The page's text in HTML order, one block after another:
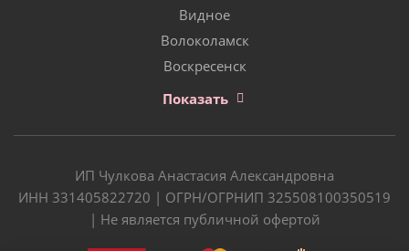
Видное
Волоколамск
Воскресенск
Показать
ИП Чулкова Анастасия Александровна
ИНН 331405822720 | ОГРН/ОГРНИП 325508100350519
| Не является публичной офертой